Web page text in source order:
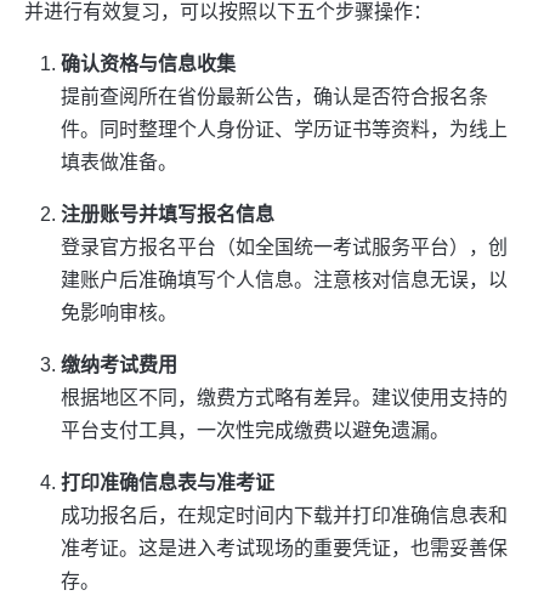
并进行有效复习，可以按照以下五个步骤操作：
确认资格与信息收集
提前查阅所在省份最新公告，确认是否符合报名条
件。同时整理个人身份证、学历证书等资料，为线上
填表做准备。
注册账号并填写报名信息
登录官方报名平台（如全国统一考试服务平台），创
建账户后准确填写个人信息。注意核对信息无误，以
免影响审核。
缴纳考试费用
根据地区不同，缴费方式略有差异。建议使用支持的
平台支付工具，一次性完成缴费以避免遗漏。
打印准确信息表与准考证
成功报名后，在规定时间内下载并打印准确信息表和
准考证。这是进入考试现场的重要凭证，也需妥善保
存。